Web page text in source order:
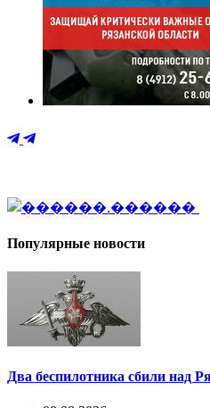
Популярные новости
Два беспилотника сбили над